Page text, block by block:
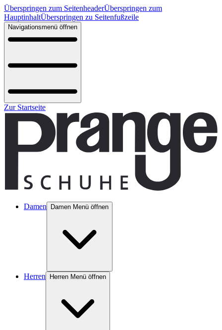
Überspringen zum SeitenheaderÜberspringen zum
HauptinhaltÜberspringen zu Seitenfußzeile
Navigationsmenü öffnen
Zur Startseite
Damen Damen Menü öffnen
Herren Herren Menü öffnen